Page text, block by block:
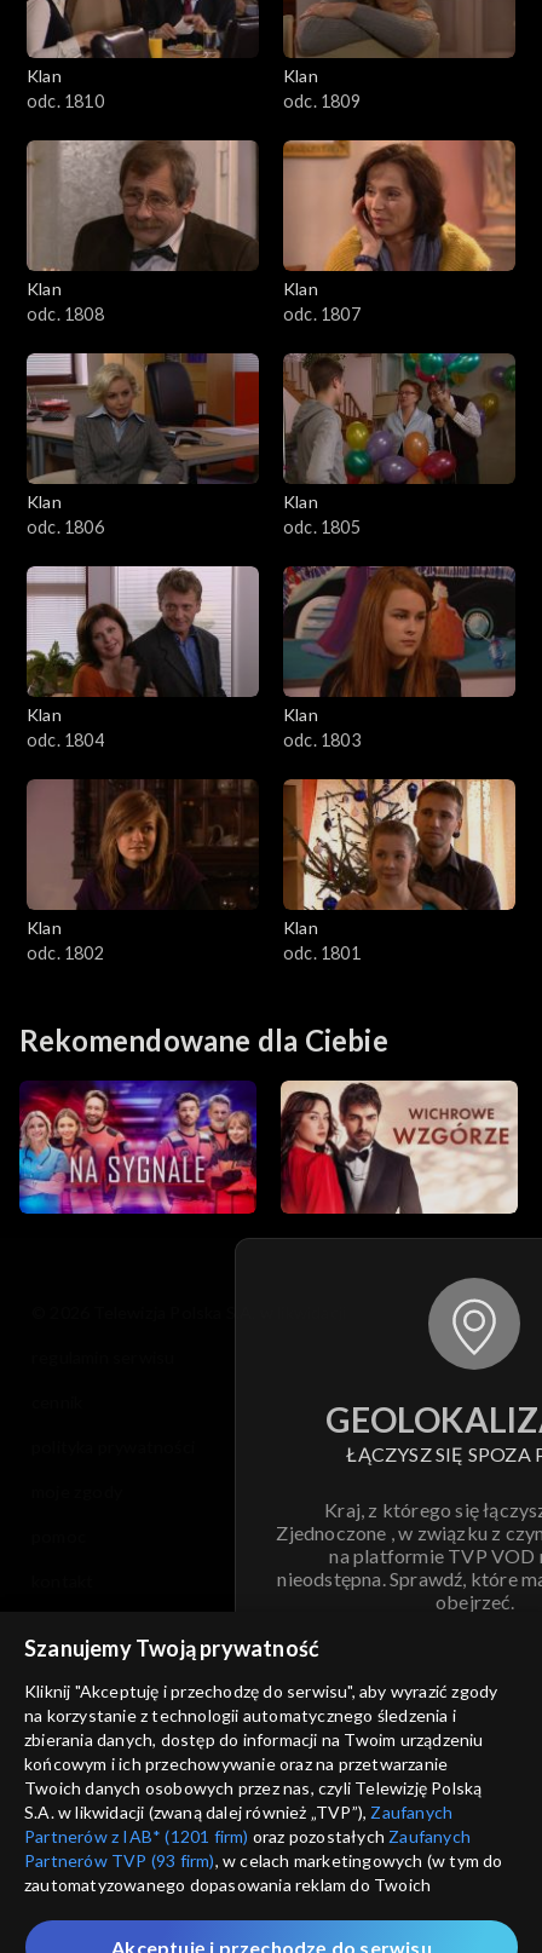
Klan
odc. 1810
Klan
odc. 1809
Klan
odc. 1808
Klan
odc. 1807
Klan
odc. 1806
Klan
odc. 1805
Klan
odc. 1804
Klan
odc. 1803
Klan
odc. 1802
Klan
odc. 1801
Rekomendowane dla Ciebie
ŁĄCZYSZ SIĘ SPOZA
Kraj, z którego się
Zjednoczone , w związku z
na platformie TVP VOD
nieodstępna. Sprawdź, które
obejrzeć.
ANULUJ
informacje o dostawcy usług
Szanujemy Twoją prywatność
Kliknij "Akceptuję i przechodzę do serwisu", aby wyrazić zgody
na korzystanie z technologii automatycznego śledzenia i
zbierania danych, dostęp do informacji na Twoim urządzeniu
końcowym i ich przechowywanie oraz na przetwarzanie
Twoich danych osobowych przez nas, czyli Telewizję Polską
S.A. w likwidacji (zwaną dalej również „TVP”), Zaufanych
Partnerów z IAB* (1201 firm) oraz pozostałych Zaufanych
Partnerów TVP (93 firm), w celach marketingowych (w tym do
zautomatyzowanego dopasowania reklam do Twoich
które wskazujemy poniżej, a także zgody na udostępnianie
Akceptuję i przechodzę do serwisu